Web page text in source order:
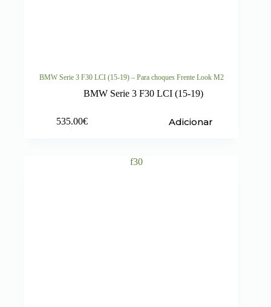
BMW Serie 3 F30 LCI (15-19) – Para choques Frente Look M2
BMW Serie 3 F30 LCI (15-19)
535.00€ Adicionar